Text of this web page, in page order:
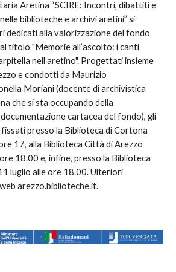
Aretina “SCIRE: Incontri, dibattiti e
biblioteche e archivi aretini” si
dedicati alla valorizzazione del fondo
titolo "Memorie all’ascolto: i canti
nell’aretino". Progettati insieme
e condotti da Maurizio
Moriani (docente di archivistica
che si sta occupando della
cartacea del fondo), gli
presso la Biblioteca di Cortona
17, alla Biblioteca Città di Arezzo
18.00 e, infine, presso la Biblioteca
luglio alle ore 18.00. Ulteriori
arezzo.biblioteche.it.